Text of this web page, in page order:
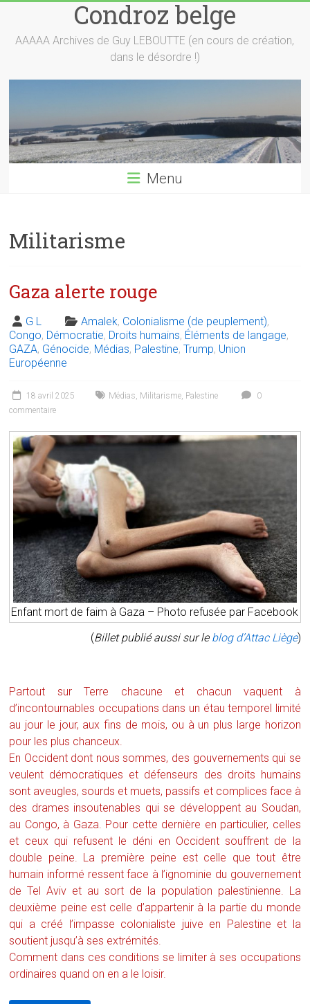
content
Condroz belge
AAAAA Archives de Guy LEBOUTTE (en cours de création,
dans le désordre !)
Menu
Militarisme
Gaza alerte rouge
G L Amalek, Colonialisme (de peuplement),
Congo, Démocratie, Droits humains, Éléments de langage,
GAZA, Génocide, Médias, Palestine,Trump, Union
Européenne
18 avril 2025 Médias, Militarisme, Palestine
0
commentaire
Enfant mort de faim à Gaza – Photo refusée par Facebook
(Billet publié aussi sur le blog d’Attac Liège)
Partout sur Terre chacune et chacun vaquent à
d’incontournables occupations dans un étau temporel limité
au jour le jour, aux fins de mois, ou à un plus large horizon
pour les plus chanceux.
En Occident dont nous sommes, des gouvernements qui se
veulent démocratiques et défenseurs des droits humains
sont aveugles, sourds et muets, passifs et complices face à
des drames insoutenables qui se développent au Soudan,
au Congo, à Gaza. Pour cette dernière en particulier, celles
et ceux qui refusent le déni en Occident souffrent de la
double peine. La première peine est celle que tout être
humain informé ressent face à l’ignominie du gouvernement
de Tel Aviv et au sort de la population palestinienne. La
deuxième peine est celle d’appartenir à la partie du monde
qui a créé l’impasse colonialiste juive en Palestine et la
soutient jusqu’à ses extrémités.
Comment dans ces conditions se limiter à ses occupations
ordinaires quand on en a le loisir.